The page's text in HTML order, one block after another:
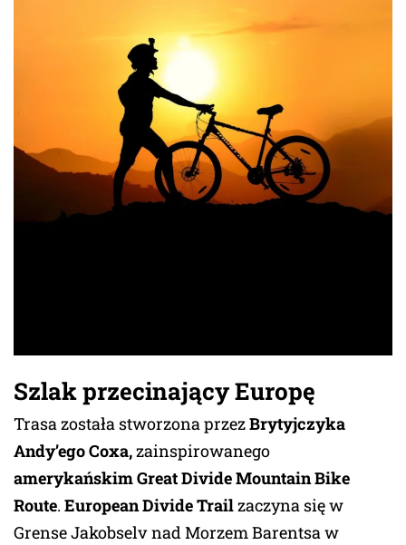
Szlak przecinający Europę
Trasa została stworzona przezBrytyjczyka
Andy’ego Coxa,zainspirowanego
amerykańskim Great Divide Mountain Bike
Route. European Divide Trailzaczyna się w
Grense Jakobselv nad Morzem Barentsa w